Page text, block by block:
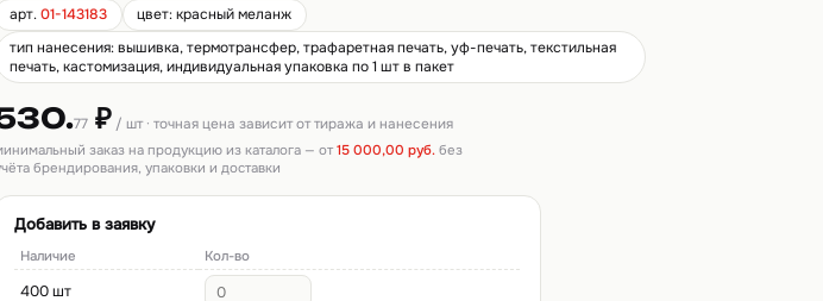
арт.01-143183
цвет: красный меланж
тип нанесения: вышивка, термотрансфер, трафаретная печать, уф-печать, текстильная
печать, кастомизация, индивидуальная упаковка по 1 шт в пакет
77 ₽ / шт · точная цена зависит от тиража и нанесения
заказ на продукцию из каталога — от15 000,00 руб. без
брендирования, упаковки и доставки
Добавить в заявку
Наличие Кол-во
400 шт